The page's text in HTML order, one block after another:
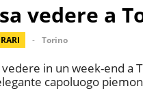
vedere a
Torino
vedere in un week-end a
capoluogo